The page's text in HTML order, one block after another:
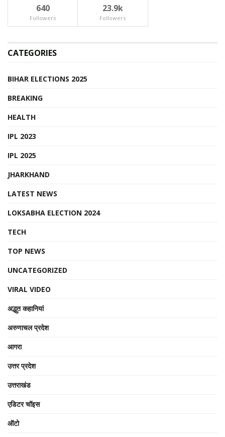
640
Followers
23.9k
Followers
CATEGORIES
BIHAR ELECTIONS 2025
BREAKING
HEALTH
IPL 2023
IPL 2025
JHARKHAND
LATEST NEWS
LOKSABHA ELECTION 2024
TECH
TOP NEWS
UNCATEGORIZED
VIRAL VIDEO
अद्भुत कहानियां
अरुणाचल प्रदेश
आगरा
उत्तर प्रदेश
उत्तराखंड
एडिटर चॉइस
ऑटो